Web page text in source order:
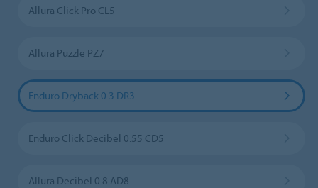
Allura Click Pro CL5
Allura Puzzle PZ7
Enduro Dryback 0.3 DR3
Enduro Click Decibel 0.55 CD5
Allura Decibel 0.8 AD8